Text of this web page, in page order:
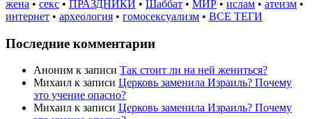
жена • секс • ПРАЗДНИКИ • Шаббат • МИР • ислам • атеизм •
интернет • археология • гомосексуализм • ВСЕ ТЕГИ
Последние комментарии
Аноним к записи Так стоит ли на ней жениться?
Михаил к записи Церковь заменила Израиль? Почему
это учение опасно?
Михаил к записи Церковь заменила Израиль? Почему